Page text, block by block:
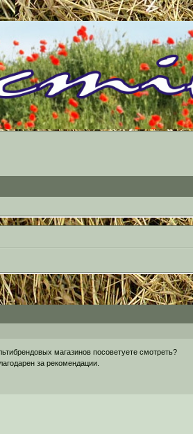
магазинов посоветуете смотреть?
за рекомендации.